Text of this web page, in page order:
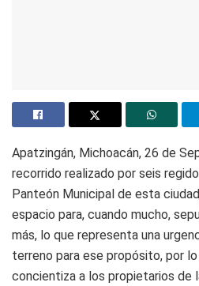
Apatzingán, Michoacán, 26 de
recorrido realizado por seis
Panteón Municipal de esta
espacio para, cuando mucho,
más, lo que representa una
terreno para ese propósito, por
concientiza a los propietarios de